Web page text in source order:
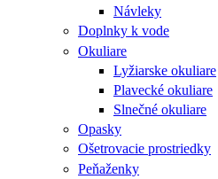
Návleky
Doplnky k vode
Okuliare
Lyžiarske okuliare
Plavecké okuliare
Slnečné okuliare
Opasky
Ošetrovacie prostriedky
Peňaženky